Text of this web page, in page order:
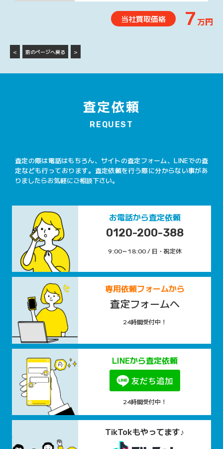
当社買取価格 7万円
< 前のページへ戻る >
査定依頼
REQUEST
査定の際は電話はもちろん、サイトの査定フォーム、LINEでの査
定なども行っております。査定依頼を行う際に分からない事があ
りましたらお気軽にご相談下さい。
お電話から査定依頼
0120-200-388
9:00～18:00 / 日・祝定休
専用依頼フォームから
査定フォームへ
24時間受付中！
LINEから査定依頼
24時間受付中！
TikTokもやってます♪